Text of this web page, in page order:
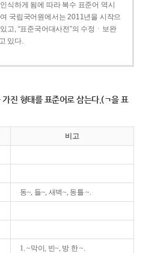
식하게 됨에 따라 복수 표준어 역시
국립국어원에서는 2011년을 시작으
고, “표준국어대사전”의 수정ㆍ보완
있다.
진 형태를 표준어로 삼는다.(ㄱ을 표
비고
동~, 들~, 새벽~, 동틀 ~.
1. ~막이, 빈~, 방 한 ~.